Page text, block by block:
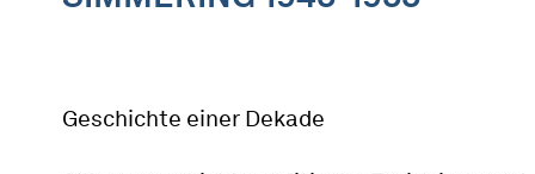
Geschichte einer Dekade